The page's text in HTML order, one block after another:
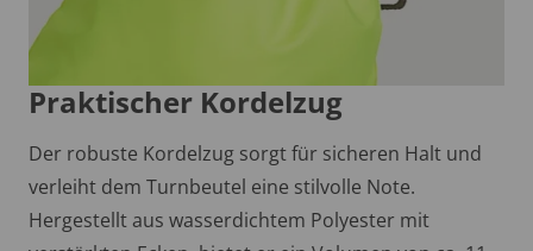
Praktischer Kordelzug
Der robuste Kordelzug sorgt für sicheren Halt und
verleiht dem Turnbeutel eine stilvolle Note.
Hergestellt aus wasserdichtem Polyester mit